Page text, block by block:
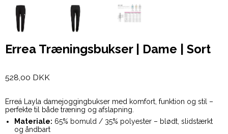
Errea Træningsbukser | Dame | Sort
528,00 DKK
Erreá Layla damejoggingbukser med komfort, funktion og stil –
perfekte til både træning og afslapning.
Materiale: 65% bomuld / 35% polyester – blødt, slidstærkt
og åndbart